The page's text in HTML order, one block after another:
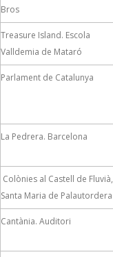
Bros
Treasure Island. Escola
Valldemia de Mataró
Parlament de Catalunya
La Pedrera. Barcelona
Colònies al Castell de Fluvià,
Santa Maria de Palautordera
Cantània. Auditori